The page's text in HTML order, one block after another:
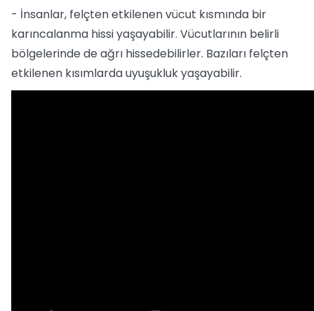
- İnsanlar, felçten etkilenen vücut kısmında bir
karıncalanma hissi yaşayabilir. Vücutlarının belirli
bölgelerinde de ağrı hissedebilirler. Bazıları felçten
etkilenen kısımlarda uyuşukluk yaşayabilir.